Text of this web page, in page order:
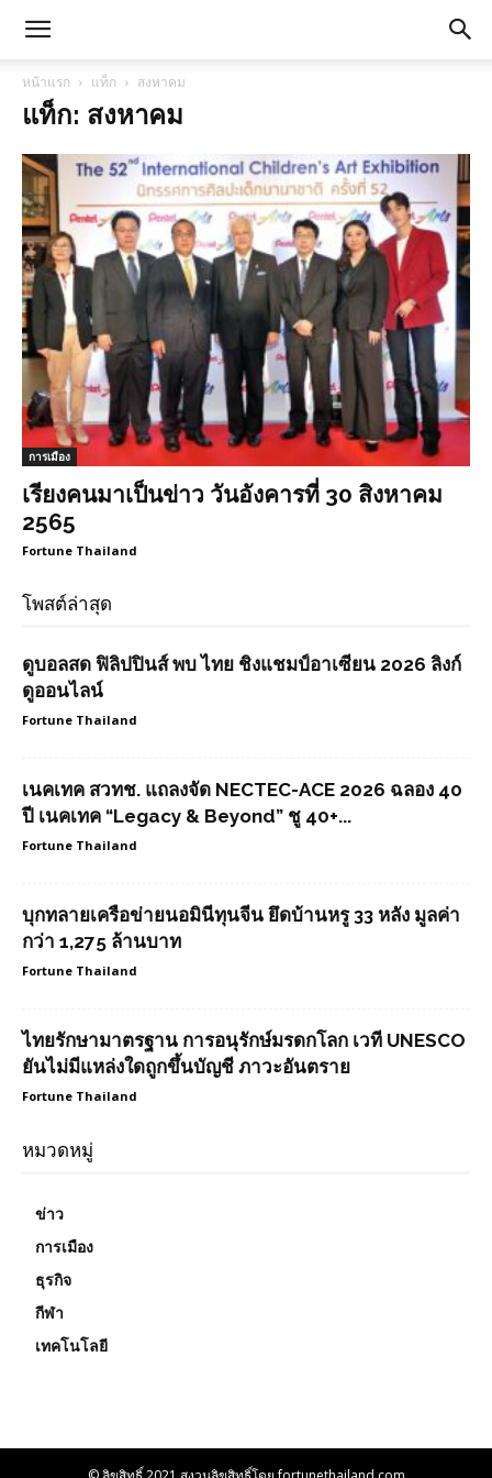
หน้าแรก แท็ก สงหาคม
แท็ก: สงหาคม
การเมือง
เรียงคนมาเป็นข่าว วันอังคารที่ 30 สิงหาคม
2565
Fortune Thailand
โพสต์ล่าสุด
ดูบอลสด ฟิลิปปินส์ พบ ไทย ชิงแชมป์อาเซียน 2026 ลิงก์
ดูออนไลน์
Fortune Thailand
เนคเทค สวทช. แถลงจัด NECTEC-ACE 2026 ฉลอง 40
ปี เนคเทค “Legacy & Beyond” ชู 40+...
Fortune Thailand
บุกทลายเครือข่ายนอมินีทุนจีน ยึดบ้านหรู 33 หลัง มูลค่า
กว่า 1,275 ล้านบาท
Fortune Thailand
ไทยรักษามาตรฐาน การอนุรักษ์มรดกโลก เวที UNESCO
ยันไม่มีแหล่งใดถูกขึ้นบัญชี ภาวะอันตราย
Fortune Thailand
หมวดหมู่
ข่าว
การเมือง
ธุรกิจ
กีฬา
เทคโนโลยี